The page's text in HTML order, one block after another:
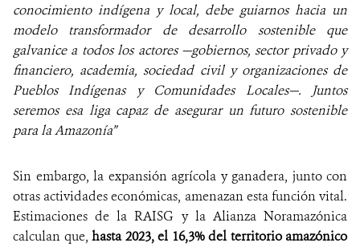
conocimiento indígena y local, debe guiarnos hacia un
modelo transformador de desarrollo sostenible que
galvanice a todos los actores —gobiernos, sector privado y
financiero, academia, sociedad civil y organizaciones de
Pueblos Indígenas y Comunidades Locales—. Juntos
seremos esa liga capaz de asegurar un futuro sostenible
para la Amazonía”
Sin embargo, la expansión agrícola y ganadera, junto con
otras actividades económicas, amenazan esta función vital.
Estimaciones de la RAISG y la Alianza Noramazónica
calculan que, hasta 2023, el 16,3% del territorio amazónico